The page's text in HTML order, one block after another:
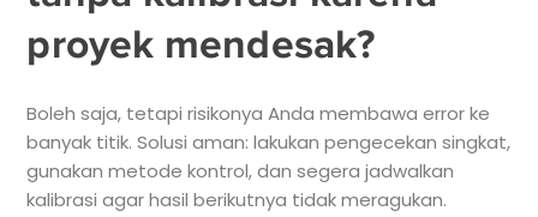
proyek mendesak?
Boleh saja, tetapi risikonya Anda membawa error ke
banyak titik. Solusi aman: lakukan pengecekan singkat,
gunakan metode kontrol, dan segera jadwalkan
kalibrasi agar hasil berikutnya tidak meragukan.